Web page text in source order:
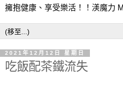
擁抱健康、享受樂活！！渼魔力
2021年12月12日 星期日
吃飯配茶鐵流失